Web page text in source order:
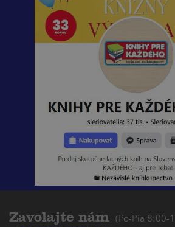
Zavolajte nám (Po-Pia 8:00-